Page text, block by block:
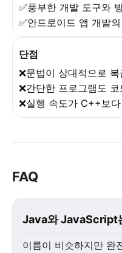
✅풍부한 개발 도구와
✅안드로이드 앱 개발
단점
❌문법이 상대적으로
❌간단한 프로그램도
❌실행 속도가 C++보
FAQ
Java와 JavaScript
이름이 비슷하지만 완